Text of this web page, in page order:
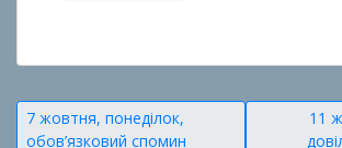
п
у
б
Навігація
7 жовтня, понеділок,
обов’язковий спомин
11